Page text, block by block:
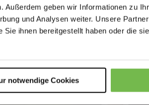
geben wir Informationen zu
und Analysen weiter. Unsere
ihnen bereitgestellt haben oder die
notwendige Cookies